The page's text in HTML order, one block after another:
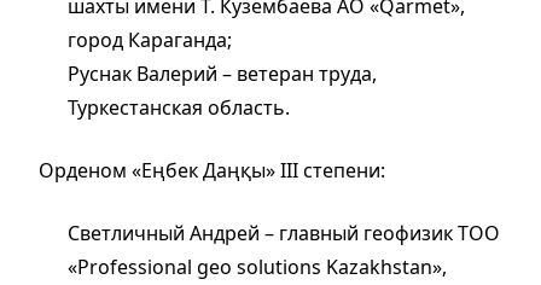
шахты имени Т. Кузембаева AO «Qarmet»,
город Караганда;
Руснак Валерий – ветеран труда,
Туркестанская область.
Орденом «Еңбек Даңқы» ІІІ степени:
Светличный Андрей – главный геофизик ТОО
«Professional geo solutions Kazakhstan»,